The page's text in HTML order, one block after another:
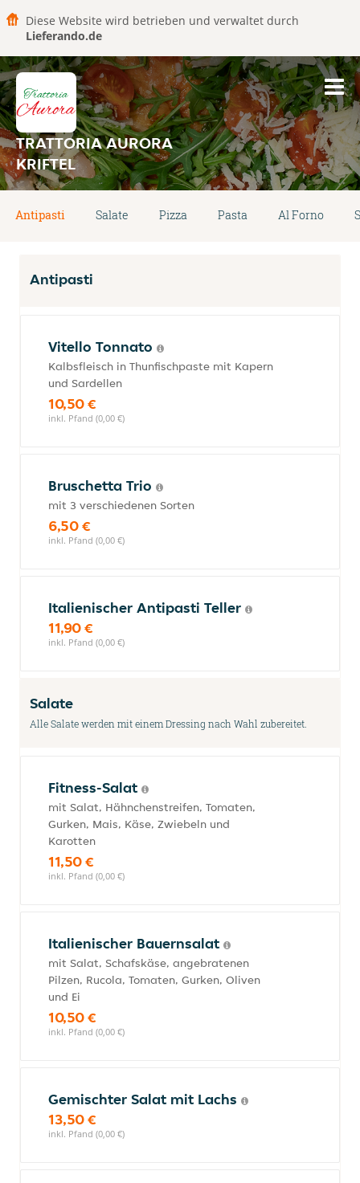
Diese Website wird betrieben und verwaltet durch
Lieferando.de
TRATTORIA AURORA
KRIFTEL
Antipasti Salate Pizza Pasta Al Forno
Antipasti
Vitello Tonnato
Kalbsfleisch in Thunfischpaste mit Kapern
und Sardellen
10,50 €
inkl. Pfand (0,00 €)
Bruschetta Trio
mit 3 verschiedenen Sorten
6,50 €
inkl. Pfand (0,00 €)
Italienischer Antipasti Teller
11,90 €
inkl. Pfand (0,00 €)
Salate
Alle Salate werden mit einem Dressing nach Wahl zubereitet.
Fitness-Salat
mit Salat, Hähnchenstreifen, Tomaten,
Gurken, Mais, Käse, Zwiebeln und
Karotten
11,50 €
inkl. Pfand (0,00 €)
Italienischer Bauernsalat
mit Salat, Schafskäse, angebratenen
Pilzen, Rucola, Tomaten, Gurken, Oliven
und Ei
10,50 €
inkl. Pfand (0,00 €)
Gemischter Salat mit Lachs
13,50 €
inkl. Pfand (0,00 €)